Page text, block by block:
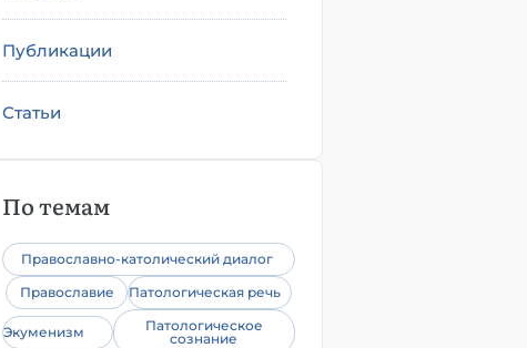
Публикации
Статьи
По темам
Православно-католический диалог
Православие
Патологическая речь
Экуменизм
Патологическое
сознание